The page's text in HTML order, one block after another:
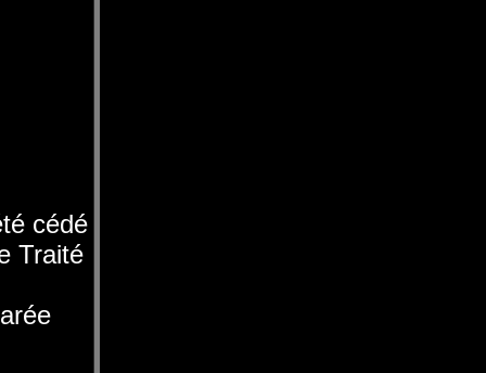
cédé
Traité